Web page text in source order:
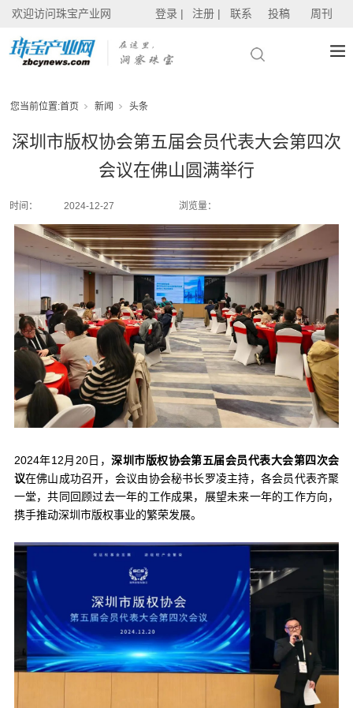
欢迎访问珠宝产业网 登录 | 注册 | 联系 投稿 周刊
您当前位置:首页 新闻 头条
深圳市版权协会第五届会员代表大会第四次
会议在佛山圆满举行
时间： 2024-12-27 浏览量：
2024年12月20日，深圳市版权协会第五届会员代表大会第四次会
议在佛山成功召开，会议由协会秘书长罗凌主持，各会员代表齐聚
一堂，共同回顾过去一年的工作成果，展望未来一年的工作方向，
携手推动深圳市版权事业的繁荣发展。